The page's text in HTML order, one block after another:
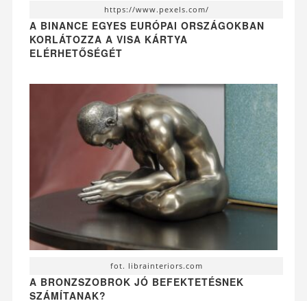
https://www.pexels.com/
A BINANCE EGYES EURÓPAI ORSZÁGOKBAN
KORLÁTOZZA A VISA KÁRTYA
ELÉRHETŐSÉGÉT
fot. librainteriors.com
A BRONZSZOBROK JÓ BEFEKTETÉSNEK
SZÁMÍTANAK?